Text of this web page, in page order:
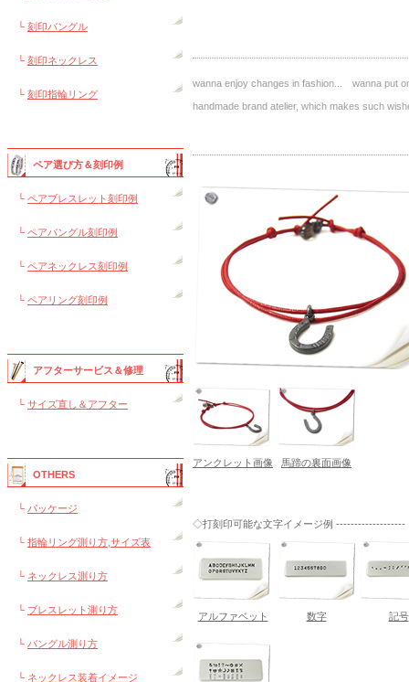
└ 刻印バングル
└ 刻印ネックレス
└ 刻印指輪リング
ペア選び方＆刻印例
└ ペアブレスレット刻印例
└ ペアバングル刻印例
└ ペアネックレス刻印例
└ ペアリング刻印例
アフターサービス＆修理
└ サイズ直し＆アフター
OTHERS
└ パッケージ
└ 指輪リング測り方,サイズ表
└ ネックレス測り方
└ ブレスレット測り方
└ バングル測り方
└ ネックレス装着イメージ
wanna enjoy changes in fashion... wanna put
handmade brand atelier, which makes such
アンクレット画像 馬蹄の裏面画像
◇打刻印可能な文字イメージ例 -------------------
アルファベット 数字 記号